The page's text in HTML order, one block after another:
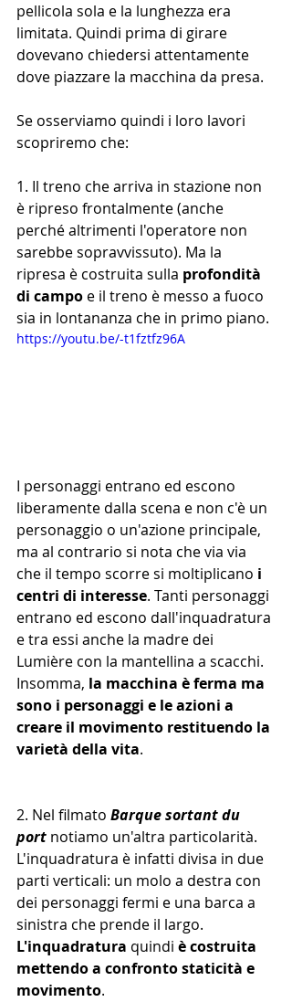
pellicola sola e la lunghezza era
limitata. Quindi prima di girare
dovevano chiedersi attentamente
dove piazzare la macchina da presa.
Se osserviamo quindi i loro lavori
scopriremo che:
1. Il treno che arriva in stazione non
è ripreso frontalmente (anche
perché altrimenti l'operatore non
sarebbe sopravvissuto). Ma la
ripresa è costruita sulla profondità
di campo e il treno è messo a fuoco
sia in lontananza che in primo piano.
https://youtu.be/-t1fztfz96A
I personaggi entrano ed escono
liberamente dalla scena e non c'è un
personaggio o un'azione principale,
ma al contrario si nota che via via
che il tempo scorre si moltiplicano i
centri di interesse. Tanti personaggi
entrano ed escono dall'inquadratura
e tra essi anche la madre dei
Lumière con la mantellina a scacchi.
Insomma, la macchina è ferma ma
sono i personaggi e le azioni a
creare il movimento restituendo la
varietà della vita.
2. Nel filmato Barque sortant du
port notiamo un'altra particolarità.
L'inquadratura è infatti divisa in due
parti verticali: un molo a destra con
dei personaggi fermi e una barca a
sinistra che prende il largo.
L'inquadratura quindi è costruita
mettendo a confronto staticità e
movimento.